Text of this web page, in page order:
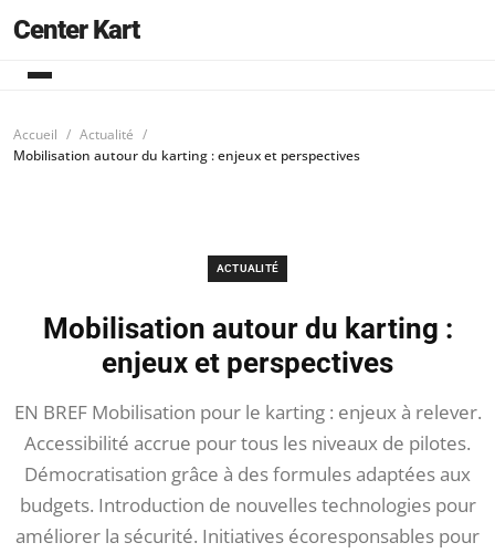
Center Kart
Accueil
Actualité
Mobilisation autour du karting : enjeux et perspectives
ACTUALITÉ
Mobilisation autour du karting :
enjeux et perspectives
EN BREF Mobilisation pour le karting : enjeux à relever.
Accessibilité accrue pour tous les niveaux de pilotes.
Démocratisation grâce à des formules adaptées aux
budgets. Introduction de nouvelles technologies pour
améliorer la sécurité. Initiatives écoresponsables pour